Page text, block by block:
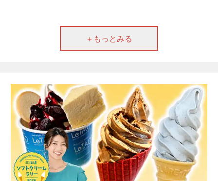
＋もっとみる